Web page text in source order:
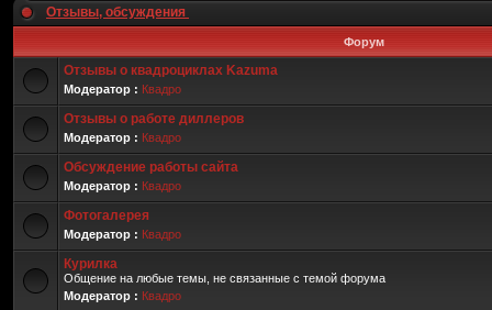
Отзывы, обсуждения
Форум
Отзывы о квадроциклах Kazuma
Модератор : Квадро
Отзывы о работе диллеров
Модератор : Квадро
Обсуждение работы сайта
Модератор : Квадро
Фотогалерея
Модератор : Квадро
Курилка
Общение на любые темы, не связанные с темой форума
Модератор : Квадро